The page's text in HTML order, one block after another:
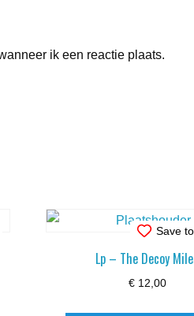
ik een reactie plaats.
Save
Lp – The Decoy
€12,00